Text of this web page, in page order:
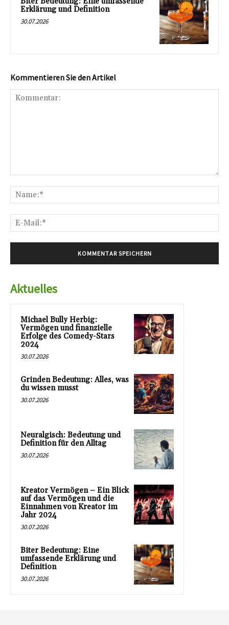
Erklärung und Definition
30.07.2026
Kommentieren Sie den Artikel
Aktuelles
Michael Bully Herbig:
Vermögen und finanzielle
Erfolge des Comedy-Stars
2024
30.07.2026
Grinden Bedeutung: Alles, was
du wissen musst
30.07.2026
Neuralgisch: Bedeutung und
Definition für den Alltag
30.07.2026
Kreator Vermögen – Ein Blick
auf das Vermögen und die
Einnahmen von Kreator im
Jahr 2024
30.07.2026
Biter Bedeutung: Eine
umfassende Erklärung und
Definition
30.07.2026